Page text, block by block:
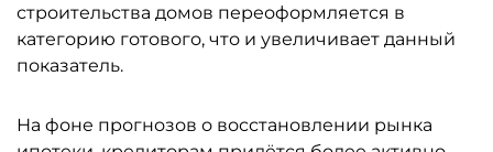
строительства домов переоформляется в
категорию готового, что и увеличивает данный
показатель.
На фоне прогнозов о восстановлении рынка